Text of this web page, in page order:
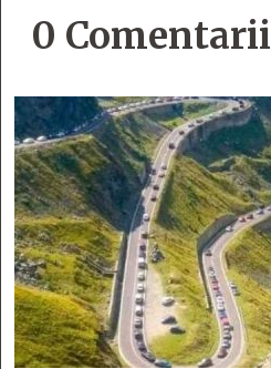
0 Comentarii